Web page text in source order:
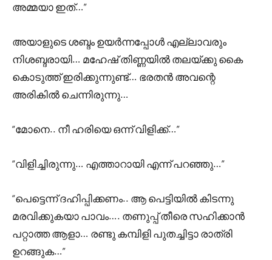
അമ്മയാ ഇത്…”
അയാളുടെ ശബ്ദം ഉയർന്നപ്പോൾ എല്ലാവരും
നിശബ്ദരായി… മഹേഷ്‌ തിണ്ണയിൽ തലയ്ക്കു കൈ
കൊടുത്ത് ഇരിക്കുന്നുണ്ട്… ഭരതൻ അവന്റെ
അരികിൽ ചെന്നിരുന്നു…
“മോനെ.. നീ ഹരിയെ ഒന്ന് വിളിക്ക്…”
“വിളിച്ചിരുന്നു… എത്താറായി എന്ന് പറഞ്ഞു…”
“പെട്ടെന്ന് ദഹിപ്പിക്കണം.. ആ പെട്ടിയിൽ കിടന്നു
മരവിക്കുകയാ പാവം…. തണുപ്പ് തീരെ സഹിക്കാൻ
പറ്റാത്ത ആളാ… രണ്ടു കമ്പിളി പുതച്ചിട്ടാ രാത്രി
ഉറങ്ങുക…”